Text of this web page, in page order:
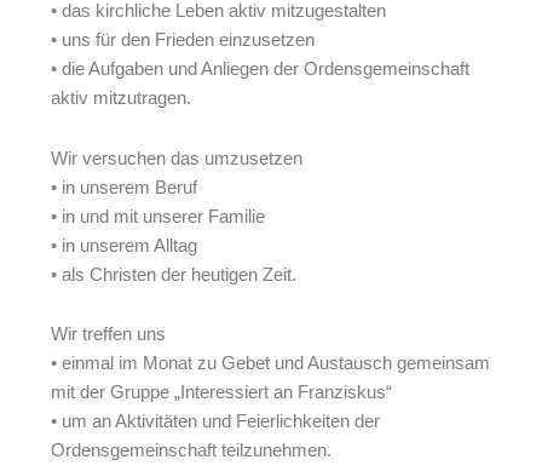
• das kirchliche Leben aktiv mitzugestalten
• uns für den Frieden einzusetzen
• die Aufgaben und Anliegen der Ordensgemeinschaft
aktiv mitzutragen.
Wir versuchen das umzusetzen
• in unserem Beruf
• in und mit unserer Familie
• in unserem Alltag
• als Christen der heutigen Zeit.
Wir treffen uns
• einmal im Monat zu Gebet und Austausch gemeinsam
mit der Gruppe „Interessiert an Franziskus“
• um an Aktivitäten und Feierlichkeiten der
Ordensgemeinschaft teilzunehmen.